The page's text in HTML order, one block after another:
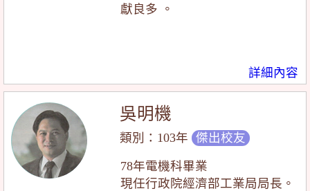
詳細內容
獻良多 。
吳明機
類別：103年 傑出校友
78年電機科畢業
現任行政院經濟部工業局局長。